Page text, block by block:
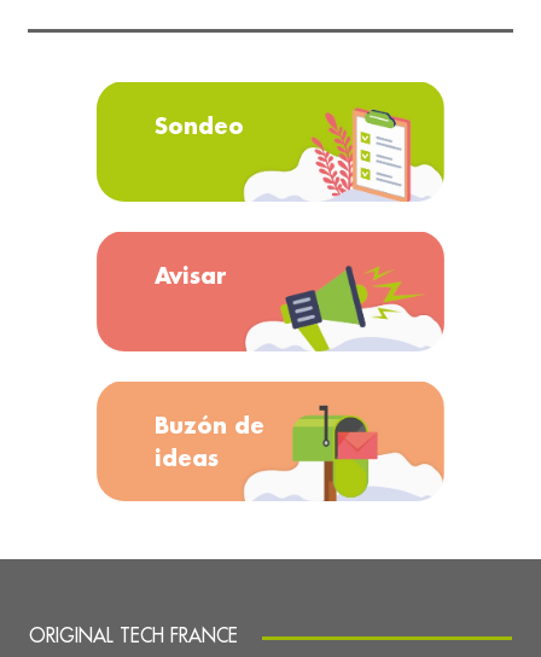
Sondeo
Avisar
Buzón de
ideas
ORIGINAL TECH FRANCE